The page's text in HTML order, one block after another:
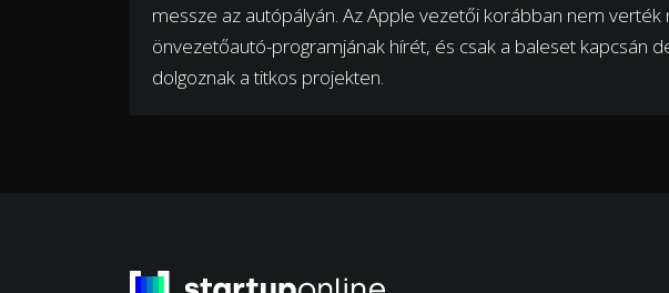
messze az autópályán. Az Apple vezetői korábban nem verték
önvezetőautó-programjának hírét, és csak a baleset kapcsán
dolgoznak a titkos projekten.